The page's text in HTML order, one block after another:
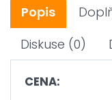
Popis
Diskuse (0)
CENA: